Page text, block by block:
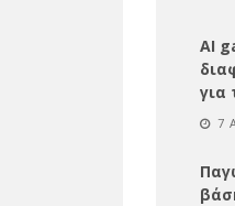
AI
για
7